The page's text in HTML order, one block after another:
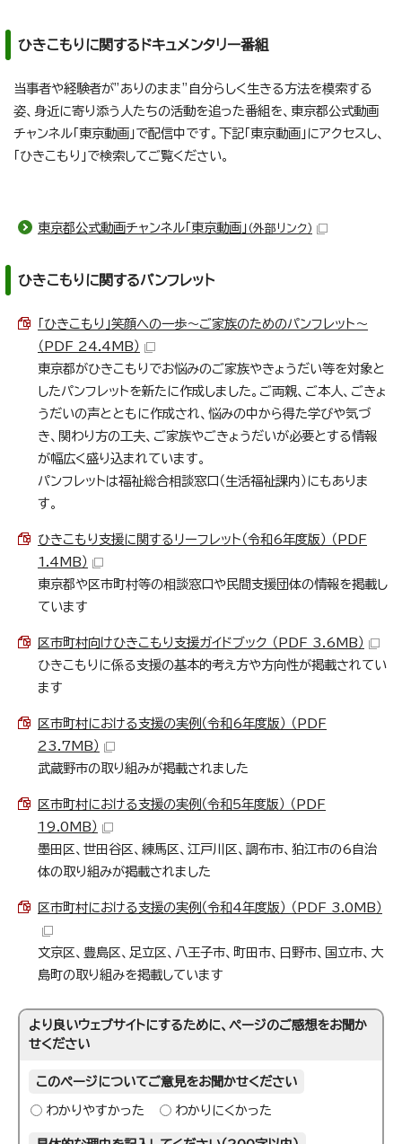
ひきこもりに関するドキュメンタリー番組
当事者や経験者が”ありのまま”自分らしく生きる方法を模索する
姿、身近に寄り添う人たちの活動を追った番組を、東京都公式動画
チャンネル「東京動画」で配信中です。下記「東京動画」にアクセスし、
「ひきこもり」で検索してご覧ください。
東京都公式動画チャンネル「東京動画」 （外部リンク）
ひきこもりに関するパンフレット
「ひきこもり」笑顔への一歩～ご家族のためのパンフレット～
（PDF 24.4MB）
東京都がひきこもりでお悩みのご家族やきょうだい等を対象と
したパンフレットを新たに作成しました。ご両親、ご本人、ごきょ
うだいの声とともに作成され、悩みの中から得た学びや気づ
き、関わり方の工夫、ご家族やごきょうだいが必要とする情報
が幅広く盛り込まれています。
パンフレットは福祉総合相談窓口（生活福祉課内）にもありま
す。
ひきこもり支援に関するリーフレット（令和6年度版） （PDF
1.4MB）
東京都や区市町村等の相談窓口や民間支援団体の情報を掲載し
ています
区市町村向けひきこもり支援ガイドブック （PDF 3.6MB）
ひきこもりに係る支援の基本的考え方や方向性が掲載されてい
ます
区市町村における支援の実例（令和6年度版） （PDF
23.7MB）
武蔵野市の取り組みが掲載されました
区市町村における支援の実例（令和5年度版） （PDF
19.0MB）
墨田区、世田谷区、練馬区、江戸川区、調布市、狛江市の6自治
体の取り組みが掲載されました
区市町村における支援の実例（令和4年度版） （PDF 3.0MB）
文京区、豊島区、足立区、八王子市、町田市、日野市、国立市、大
島町の取り組みを掲載しています
より良いウェブサイトにするために、ページのご感想をお聞か
せください
このページについてご意見をお聞かせください
わかりやすかった わかりにくかった